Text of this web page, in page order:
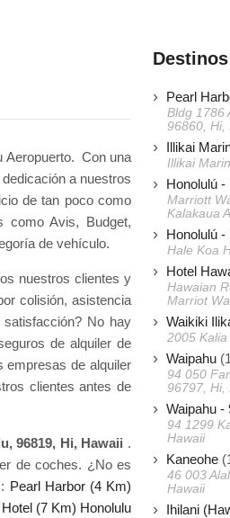
Aeropuerto. Con una
a nuestros
de tan poco como
como Avis, Budget,
de vehículo.
nuestros clientes y
colisión, asistencia
No hay
de alquiler de
empresas de alquiler
clientes antes de
96819, Hi, Hawaii .
de coches. ¿No es
Pearl Harbor (4 Km)
(7 Km) Honolulu
Pearl
Bldg 1786
96860, Hi,
Illikai
Illikai
Honolulú -
Marriott
Kalakaua
Honolulú -
Hale Koa
Hotel
Hawaian
Marriot
Waikiki
2005
Waipahu
94 050
96797, Hi,
Waipahu -
94 1299
Hawaii
Kaneohe
46 003
Hawaii
Ihilani